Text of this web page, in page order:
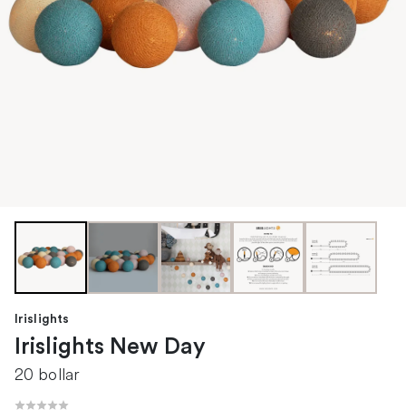
Irislights
Irislights New Day
20 bollar